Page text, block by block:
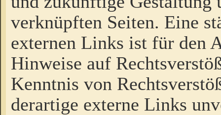
verknüpften Seiten. Eine
externen Links ist für den
Hinweise auf
Kenntnis von
derartige externe Links